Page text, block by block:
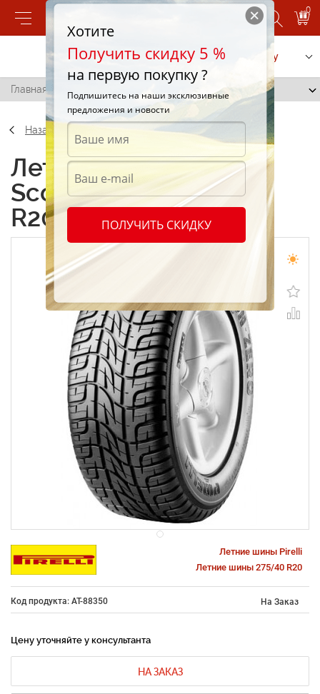
0
Позвонить Заказать услугу
Главная / Pirelli Scorpion Zero 275/40 R20 106Y
Назад
Летние шины Pirelli
Scorpion Zero 275/40
R20 106Y
Летние шины Pirelli
Летние шины 275/40 R20
Код продукта: AT-88350 На Заказ
Цену уточняйте у консультанта
НА ЗАКАЗ
Хотите
Получить скидку 5 %
на первую покупку ?
Подпишитесь на наши эксклюзивные
предложения и новости
ПОЛУЧИТЬ СКИДКУ